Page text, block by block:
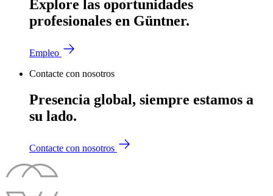
Explore las oportunidades
profesionales en Güntner.
Empleo
Contacte con nosotros
Presencia global, siempre estamos a
su lado.
Contacte con nosotros